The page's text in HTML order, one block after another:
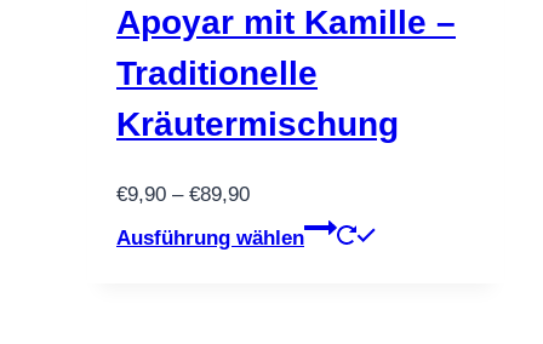
Die
Optionen
der
Apoyar mit Kamille –
Traditionelle
Kräutermischung
€9,90 – €89,90Preisspanne:
€9,90
Ausführung wählen
Dieses